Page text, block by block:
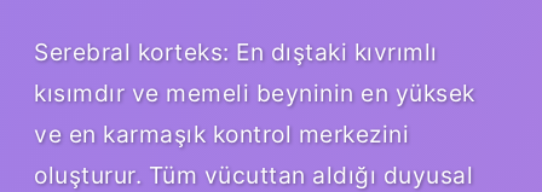
Serebral korteks: En dıştaki kıvrımlı
kısımdır ve memeli beyninin en yüksek
ve en karmaşık kontrol merkezini
oluşturur. Tüm vücuttan aldığı duyusal